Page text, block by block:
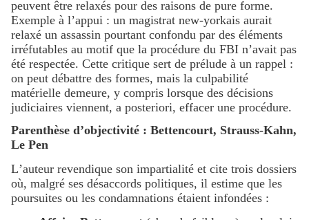
peuvent être relaxés pour des raisons de pure forme.
Exemple à l’appui : un magistrat new-yorkais aurait
relaxé un assassin pourtant confondu par des éléments
irréfutables au motif que la procédure du FBI n’avait pas
été respectée. Cette critique sert de prélude à un rappel :
on peut débattre des formes, mais la culpabilité
matérielle demeure, y compris lorsque des décisions
judiciaires viennent, a posteriori, effacer une procédure.
Parenthèse d’objectivité : Bettencourt, Strauss-Kahn,
Le Pen
L’auteur revendique son impartialité et cite trois dossiers
où, malgré ses désaccords politiques, il estime que les
poursuites ou les condamnations étaient infondées :